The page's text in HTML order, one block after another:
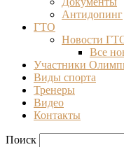
Антидопинг
ГТО
Новости
Все
Участники
Виды спорта
Тренеры
Видео
Контакты
Поиск